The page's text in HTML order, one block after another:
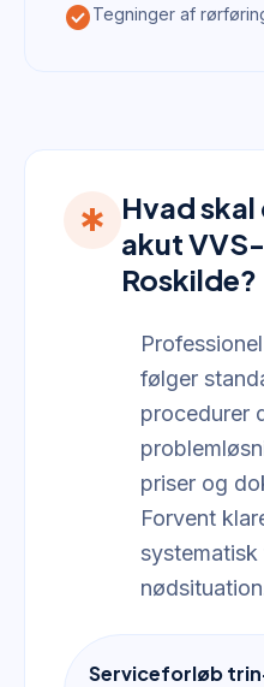
check_circleTegninger af
emergency
Hvad
akut
Roskilde?
følger
procedurer
priser og
Forvent
Serviceforløb